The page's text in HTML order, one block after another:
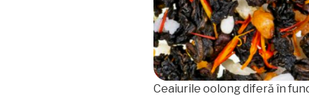
Ceaiurile oolong diferă în